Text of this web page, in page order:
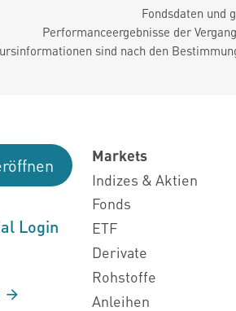
Fondsdaten und
Performanceergebnisse der
sind nach den
Login
Markets
Indizes & Aktien
Fonds
ETF
Derivate
Rohstoffe
Anleihen